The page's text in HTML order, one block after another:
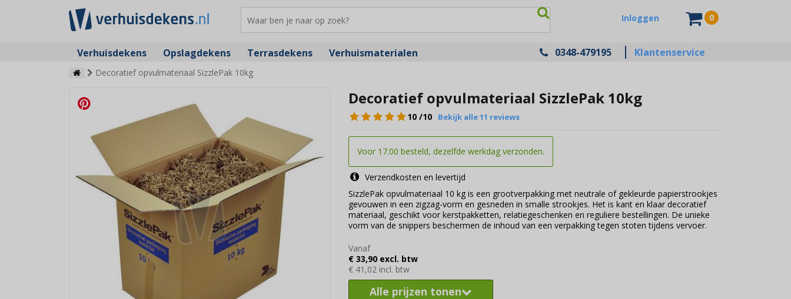
Inloggen 0
Verhuisdekens Opslagdekens Terrasdekens Verhuismaterialen 0348-479195 Klantenservice
Decoratief opvulmateriaal SizzlePak 10kg
Decoratief opvulmateriaal SizzlePak 10kg
10 /10 Bekijk alle 11 reviews
Voor 17.00 besteld, dezelfde werkdag verzonden.
Verzendkosten en levertijd
SizzlePak opvulmateriaal 10 kg is een grootverpakking met neutrale of gekleurde papierstrookjes
gevouwen in een zigzag-vorm en gesneden in smalle strookjes. Het is kant en klaar decoratief
materiaal, geschikt voor kerstpakketten, relatiegeschenken en reguliere bestellingen. De unieke
vorm van de snippers beschermen de inhoud van een verpakking tegen stoten tijdens vervoer.
Vanaf
€ 33,90 excl. btw
€ 41,02 incl. btw
Alle prijzen tonen